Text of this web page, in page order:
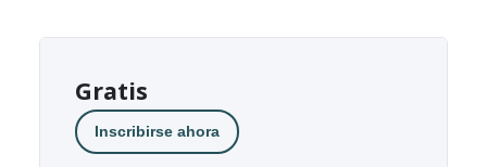
•
Todos estos exámenes gratuitos de Enfermería
parte del mismo sistema que los cursos completos, lo que te
Gratis
Inscribirse ahora